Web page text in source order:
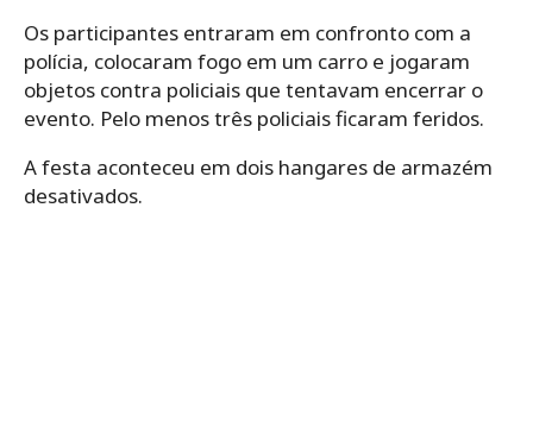
Os participantes entraram em confronto com a
polícia, colocaram fogo em um carro e jogaram
objetos contra policiais que tentavam encerrar o
evento. Pelo menos três policiais ficaram feridos.
A festa aconteceu em dois hangares de armazém
desativados.